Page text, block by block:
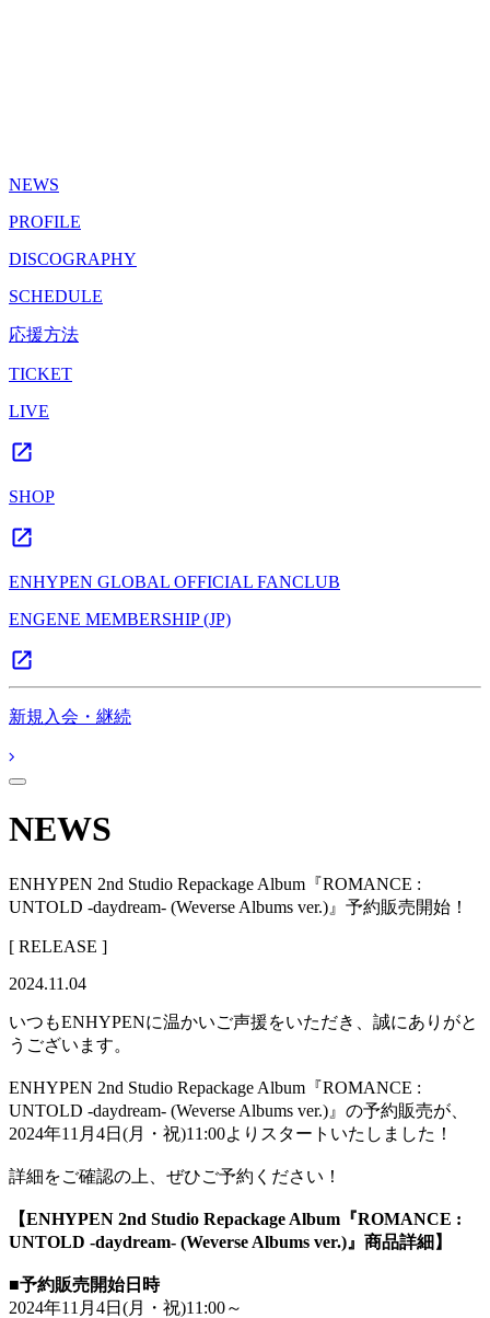
NEWS
PROFILE
DISCOGRAPHY
SCHEDULE
応援方法
TICKET
LIVE
SHOP
ENHYPEN GLOBAL OFFICIAL FANCLUB
ENGENE MEMBERSHIP (JP)
新規入会・継続
NEWS
ENHYPEN 2nd Studio Repackage Album『ROMANCE :
UNTOLD -daydream- (Weverse Albums ver.)』予約販売開始！
[ RELEASE ]
2024.11.04
いつもENHYPENに温かいご声援をいただき、誠にありがと
うございます。
ENHYPEN 2nd Studio Repackage Album『ROMANCE :
UNTOLD -daydream- (Weverse Albums ver.)』の予約販売が、
2024年11月4日(月・祝)11:00よりスタートいたしました！
詳細をご確認の上、ぜひご予約ください！
【ENHYPEN 2nd Studio Repackage Album『ROMANCE :
UNTOLD -daydream- (Weverse Albums ver.)』商品詳細】
■予約販売開始日時
2024年11月4日(月・祝)11:00～